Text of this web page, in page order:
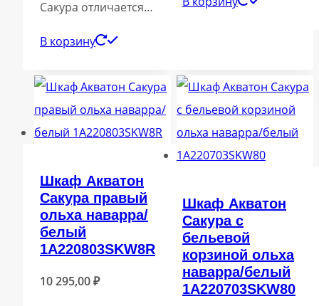
Сакура отличается…
В корзину
Шкаф Акватон
Сакура правый
ольха наварра/
белый
1A220803SKW8R
10 295,00₽
Шкаф Акватон
Сакура с
бельевой
корзиной ольха
наварра/белый
1A220703SKW80